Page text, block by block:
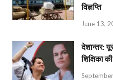
विज्ञप्ति
June 13,
देशान्‍तर:
शिक्षिका